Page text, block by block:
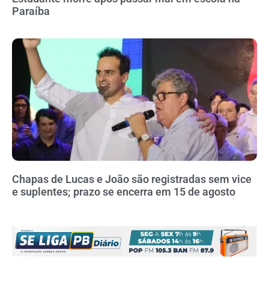
Paraíba
Chapas de Lucas e João são registradas sem vice
e suplentes; prazo se encerra em 15 de agosto